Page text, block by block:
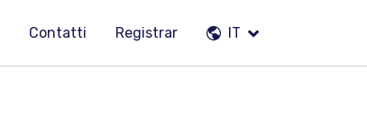
Contatti Registrar IT